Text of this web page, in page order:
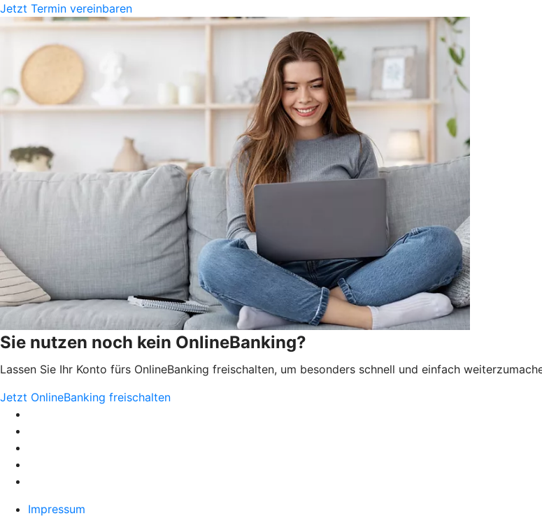
Jetzt Termin vereinbaren
Sie nutzen noch kein OnlineBanking?
Lassen Sie Ihr Konto fürs OnlineBanking freischalten, um besonders schnell und einfach
Jetzt OnlineBanking freischalten
Impressum